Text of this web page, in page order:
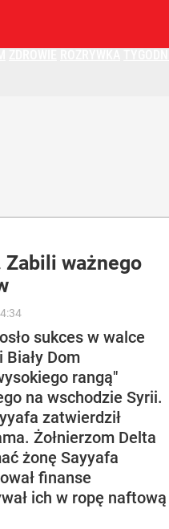
Zabili ważnego
sukces w walce
Dom
rangą"
na wschodzie Syrii.
zatwierdził
Żołnierzom Delta
żonę Sayyafa
finanse
ich w ropę naftową